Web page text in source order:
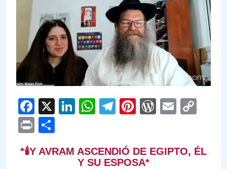
Facebook
X LinkedIn
WhatsApp
Telegram
PinterestEmail
Print
*🕯Y AVRAM ASCENDIÓ DE EGIPTO, ÉL
Y SU ESPOSA*